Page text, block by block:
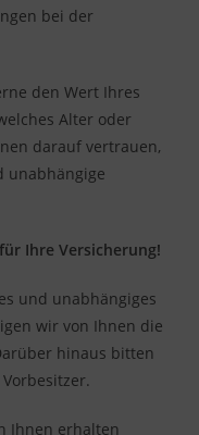
bei der
den Wert Ihres
Alter oder
darauf vertrauen,
unabhängige
Ihre Versicherung!
und unabhängiges
wir von Ihnen die
hinaus bitten
Ihnen erhalten